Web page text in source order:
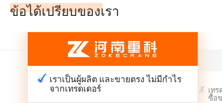
ข้อได้เปรียบของเรา
เราเป็นผู้ผลิต และขายตรง ไม่มีกำไร
จากเทรดเดอร์
เท
ซื้อ